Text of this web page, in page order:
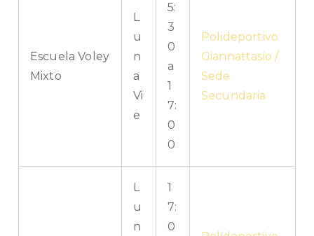
Escuela Voley
Mixto
L
u
n
a
Vi
e
5:
3
0
a
1
7:
0
0
Polideportivo
Giannattasio /
Sede
Secundaria
L
u
n
1
7:
0